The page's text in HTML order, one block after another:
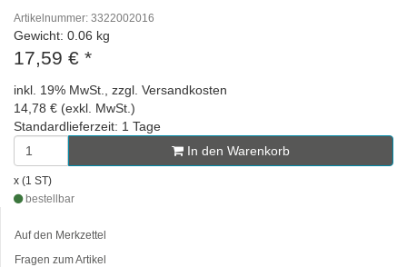
Artikelnummer: 3322002016
Gewicht: 0.06 kg
17,59 € *
inkl. 19% MwSt., zzgl. Versandkosten
14,78 € (exkl. MwSt.)
Standardlieferzeit: 1 Tage
In den Warenkorb
x (1 ST)
bestellbar
Auf den Merkzettel
Fragen zum Artikel